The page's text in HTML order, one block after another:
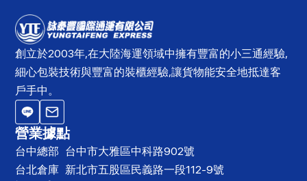
創立於2003年,在大陸海運領域中擁有豐富的小三通經驗,
細心包裝技術與豐富的裝櫃經驗,讓貨物能安全地抵達客
戶手中。
營業據點
台中總部 台中市大雅區中科路902號
台北倉庫 新北市五股區民義路一段112-9號